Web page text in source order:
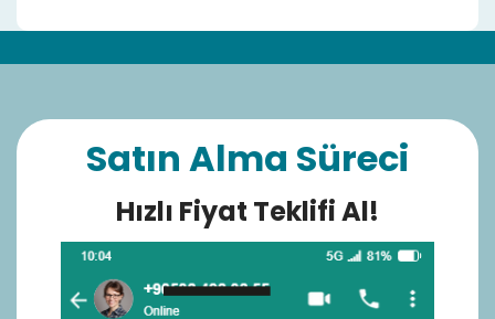
Satın Alma Süreci
Hızlı Fiyat Teklifi Al!